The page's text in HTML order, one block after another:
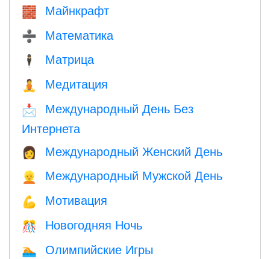
🧱 Майнкрафт
➗ Математика
🕴️ Матрица
🧘 Медитация
📩
Международный День Без
Интернета
👩 Международный Женский День
👱 Международный Мужской День
💪 Мотивация
🎊 Новогодняя Ночь
🏊 Олимпийские Игры